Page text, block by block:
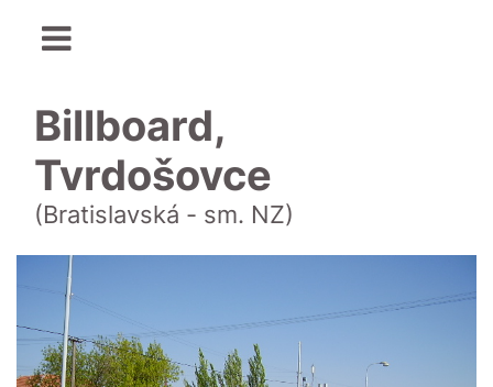
Billboard,
Tvrdošovce
(Bratislavská - sm. NZ)